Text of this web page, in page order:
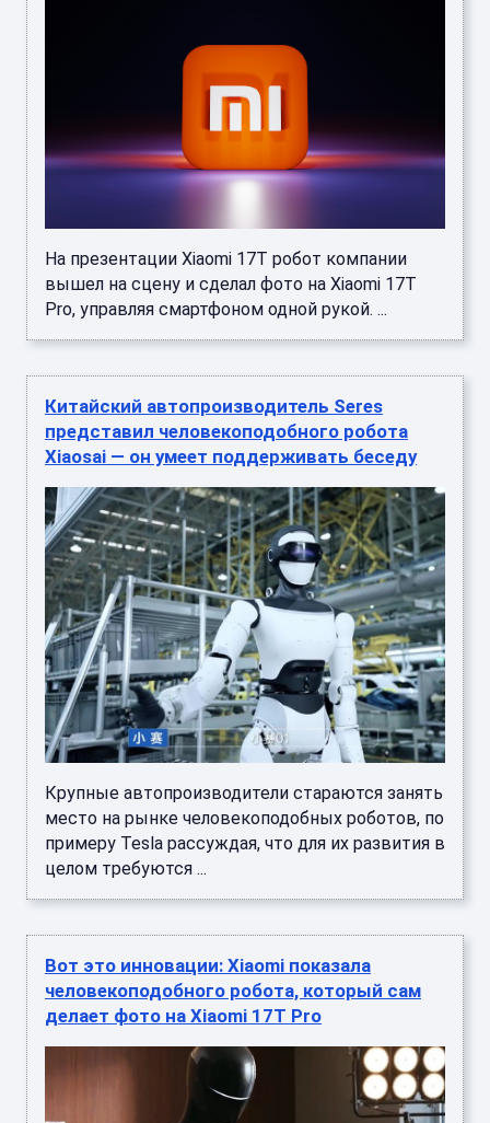
На презентации Xiaomi 17T робот компании
вышел на сцену и сделал фото на Xiaomi 17T
Pro, управляя смартфоном одной рукой. ...
Китайский автопроизводитель Seres
представил человекоподобного робота
Xiaosai — он умеет поддерживать беседу
Крупные автопроизводители стараются занять
место на рынке человекоподобных роботов, по
примеру Tesla рассуждая, что для их развития в
целом требуются ...
Вот это инновации: Xiaomi показала
человекоподобного робота, который сам
делает фото на Xiaomi 17T Pro